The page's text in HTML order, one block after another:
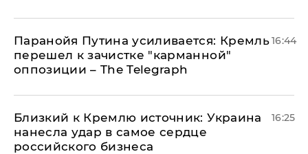
Паранойя Путина усиливается: Кремль
перешел к зачистке "карманной"
оппозиции – The Telegraph
16:44
Близкий к Кремлю источник: Украина
нанесла удар в самое сердце
российского бизнеса
16:25